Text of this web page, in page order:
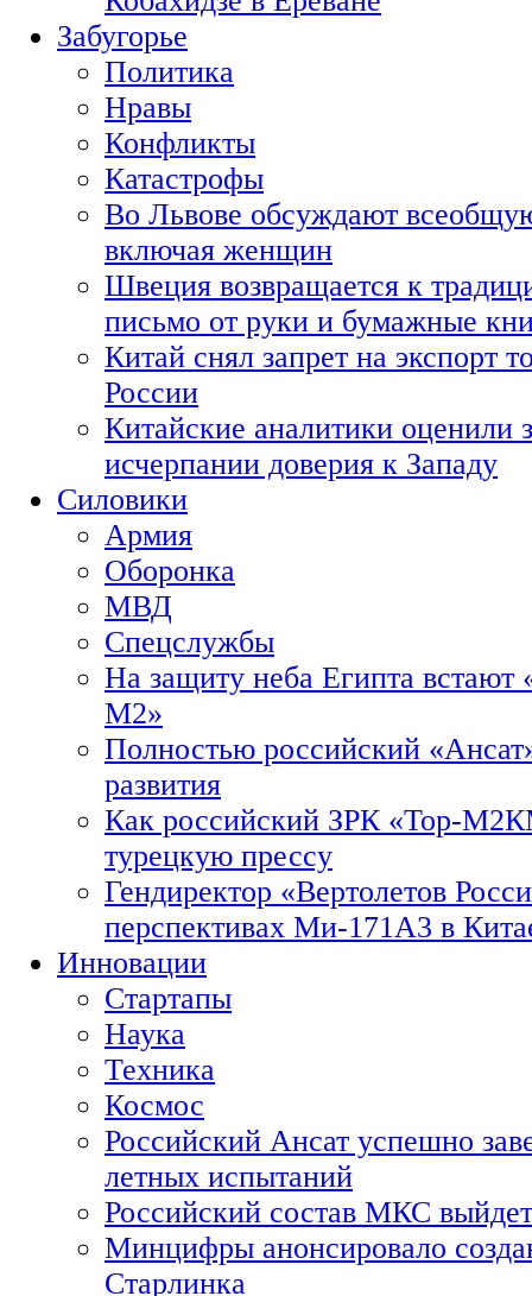
Забугорье
Политика
Нравы
Конфликты
Катастрофы
Во Львове обсуждают
включая женщин
Швеция возвращается к
письмо от руки и бумажные
Китай снял запрет на экспорт
России
Китайские аналитики оценили
исчерпании доверия к Западу
Силовики
Армия
Оборонка
МВД
Спецслужбы
На защиту неба Египта встают
М2»
Полностью российский
развития
Как российский ЗРК «Тор-
турецкую прессу
Гендиректор «Вертолетов
перспективах Ми-171А3 в
Инновации
Стартапы
Наука
Техника
Космос
Российский Ансат успешно
летных испытаний
Российский состав МКС
Минцифры анонсировало
Старлинка